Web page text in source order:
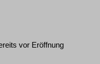
vor Eröffnung